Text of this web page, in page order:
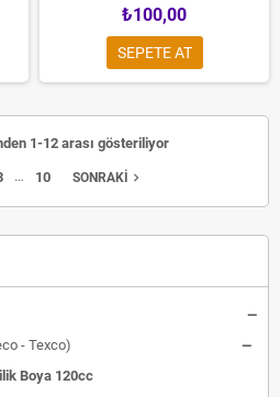
- Texco)
Boya 120cc
₺100,00
SEPETE AT
1-12 arası gösteriliyor
… 10 SONRAKI navigate_next